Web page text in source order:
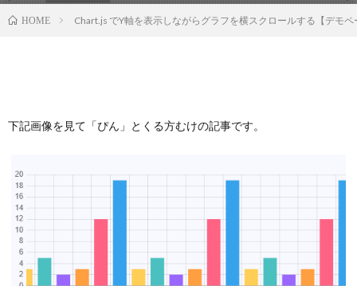
HOME Chart.js でY軸を表示しながらグラフを横スクロールする【デモペ
下記画像を見て「ぴん」とくる方むけの記事です。